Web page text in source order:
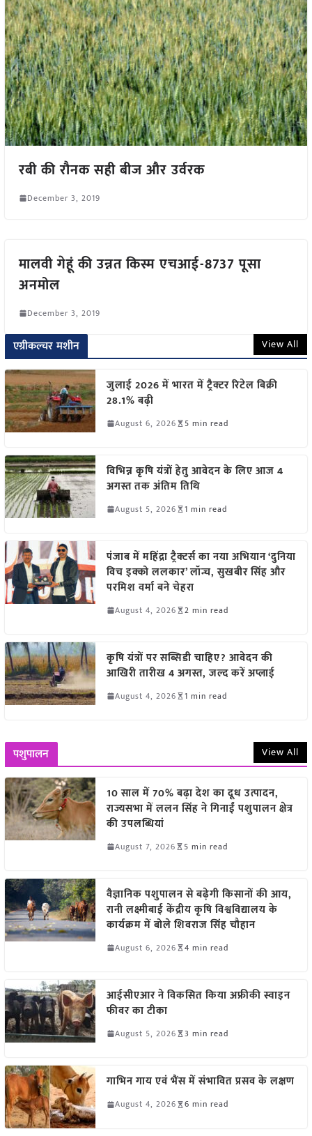
रबी की रौनक सही बीज और उर्वरक
December 3, 2019
मालवी गेहूं की उन्नत किस्म एचआई-8737 पूसा
अनमोल
December 3, 2019
एग्रीकल्चर मशीन View All
जुलाई 2026 में भारत में ट्रैक्टर रिटेल बिक्री
28.1% बढ़ी
August 6, 2026 5 min read
विभिन्न कृषि यंत्रों हेतु आवेदन के लिए आज 4
अगस्त तक अंतिम तिथि
August 5, 2026 1 min read
पंजाब में महिंद्रा ट्रैक्टर्स का नया अभियान ‘दुनिया
विच इक्को ललकार’ लॉन्च, सुखबीर सिंह और
परमिश वर्मा बने चेहरा
August 4, 2026 2 min read
कृषि यंत्रों पर सब्सिडी चाहिए? आवेदन की
आखिरी तारीख 4 अगस्त, जल्द करें अप्लाई
August 4, 2026 1 min read
पशुपालन View All
10 साल में 70% बढ़ा देश का दूध उत्पादन,
राज्यसभा में ललन सिंह ने गिनाईं पशुपालन क्षेत्र
की उपलब्धियां
August 7, 2026 5 min read
वैज्ञानिक पशुपालन से बढ़ेगी किसानों की आय,
रानी लक्ष्मीबाई केंद्रीय कृषि विश्वविद्यालय के
कार्यक्रम में बोले शिवराज सिंह चौहान
August 6, 2026 4 min read
आईसीएआर ने विकसित किया अफ्रीकी स्वाइन
फीवर का टीका
August 5, 2026 3 min read
गाभिन गाय एवं भैंस में संभावित प्रसव के लक्षण
August 4, 2026 6 min read